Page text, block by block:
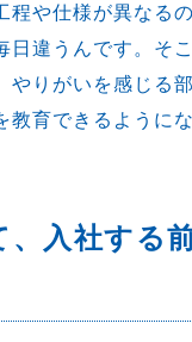
や仕様が異なる
違うんです。そ
りがいを感じる
育できるように
入社する